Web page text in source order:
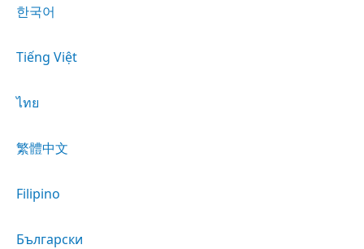
한국어
Tiếng Việt
ไทย
繁體中文
Filipino
Български